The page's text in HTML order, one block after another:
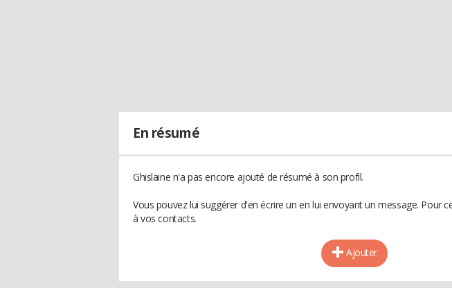
En résumé
Ghislaine n'a pas encore ajouté de résumé à son profil.
Vous pouvez lui suggérer d'en écrire un en lui envoyant un message. Pour
à vos contacts.
Ajouter